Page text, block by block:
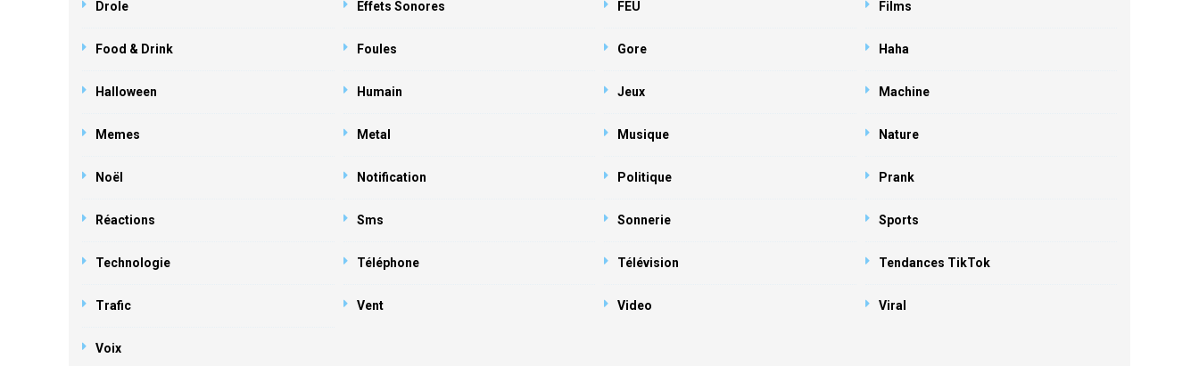
Drole Effets Sonores FEU Films
Food & Drink Foules Gore Haha
Halloween Humain Jeux Machine
Memes Metal Musique Nature
Noël Notification Politique Prank
Réactions Sms Sonnerie Sports
Technologie Téléphone Télévision Tendances TikTok
Trafic Vent Video Viral
Voix